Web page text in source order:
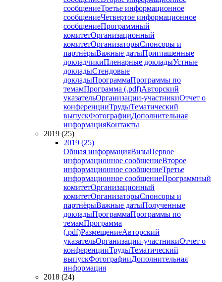
сообщениеТретье информационное
сообщениеЧетвертое информационное
сообщениеПрограммный
комитетОрганизационный
комитетОрганизаторыСпонсоры и
партнёрыВажные датыПриглашенные
докладчикиПленарные докладыУстные
докладыСтендовые
докладыПрограммаПрограммы по
темамПрограмма (.pdf)Авторский
указательОрганизации-участникиОтчет о
конференцииТрудыТематический
выпускФотографииДополнительная
информацияКонтакты
2019 (25)
2019 (25)
Общая информацияВизыПервое
информационное сообщениеВторое
информационное сообщениеТретье
информационное сообщениеПрограммный
комитетОрганизационный
комитетОрганизаторыСпонсоры и
партнёрыВажные датыПолученные
докладыПрограммаПрограммы по
темамПрограмма
(.pdf)РазмещениеАвторский
указательОрганизации-участникиОтчет о
конференцииТрудыТематический
выпускФотографииДополнительная
информация
2018 (24)